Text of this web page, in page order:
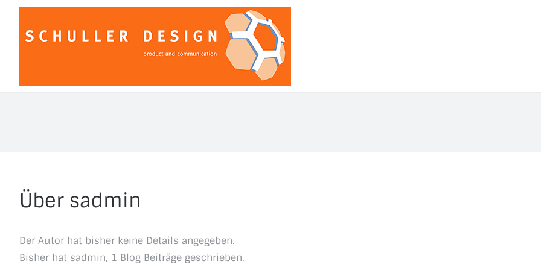
Zum
springen
Über sadmin
Der Autor hat bisher keine Details angegeben.
Bisher hat sadmin, 1 Blog Beiträge geschrieben.